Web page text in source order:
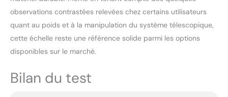
observations contrastées relevées chez certains utilisateurs
quant au poids et à la manipulation du système télescopique,
cette échelle reste une référence solide parmi les options
disponibles sur le marché.
Bilan du test